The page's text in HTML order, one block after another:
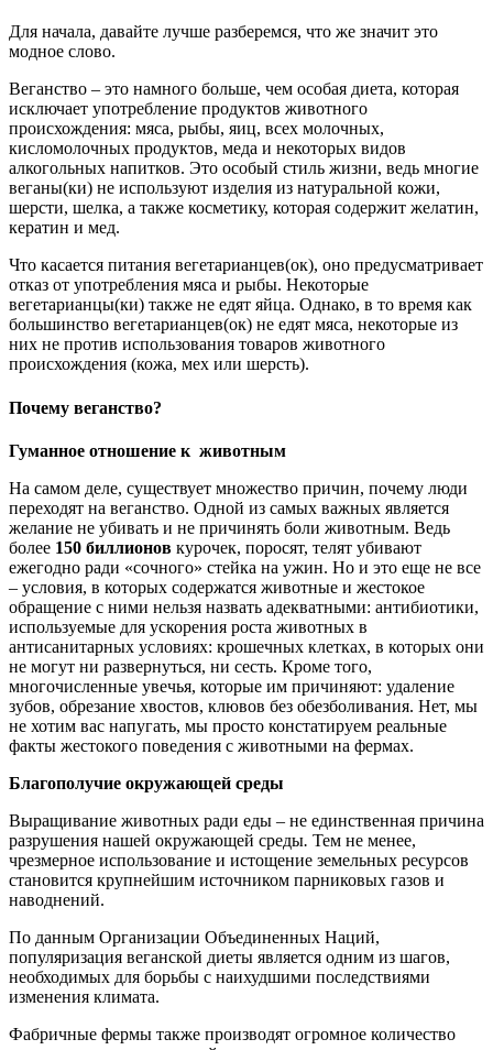
Для начала, давайте лучше разберемся, что же значит это
модное слово.
Веганство – это намного больше, чем особая диета, которая
исключает употребление продуктов животного
происхождения: мяса, рыбы, яиц, всех молочных,
кисломолочных продуктов, меда и некоторых видов
алкогольных напитков. Это особый стиль жизни, ведь многие
веганы(ки) не используют изделия из натуральной кожи,
шерсти, шелка, а также косметику, которая содержит желатин,
кератин и мед.
Что касается питания вегетарианцев(ок), оно предусматривает
отказ от употребления мяса и рыбы. Некоторые
вегетарианцы(ки) также не едят яйца. Однако, в то время как
большинство вегетарианцев(ок) не едят мяса, некоторые из
них не против использования товаров животного
происхождения (кожа, мех или шерсть).
Почему веганство?
Гуманное отношение к животным
На самом деле, существует множество причин, почему люди
переходят на веганство. Одной из самых важных является
желание не убивать и не причинять боли животным. Ведь
более 150 биллионов курочек, поросят, телят убивают
ежегодно ради «сочного» стейка на ужин. Но и это еще не все
– условия, в которых содержатся животные и жестокое
обращение с ними нельзя назвать адекватными: антибиотики,
используемые для ускорения роста животных в
антисанитарных условиях: крошечных клетках, в которых они
не могут ни развернуться, ни сесть. Кроме того,
многочисленные увечья, которые им причиняют: удаление
зубов, обрезание хвостов, клювов без обезболивания. Нет, мы
не хотим вас напугать, мы просто констатируем реальные
факты жестокого поведения с животными на фермах.
Благополучие окружающей среды
Выращивание животных ради еды – не единственная причина
разрушения нашей окружающей среды. Тем не менее,
чрезмерное использование и истощение земельных ресурсов
становится крупнейшим источником парниковых газов и
наводнений.
По данным Организации Объединенных Наций,
популяризация веганской диеты является одним из шагов,
необходимых для борьбы с наихудшими последствиями
изменения климата.
Фабричные фермы также производят огромное количество